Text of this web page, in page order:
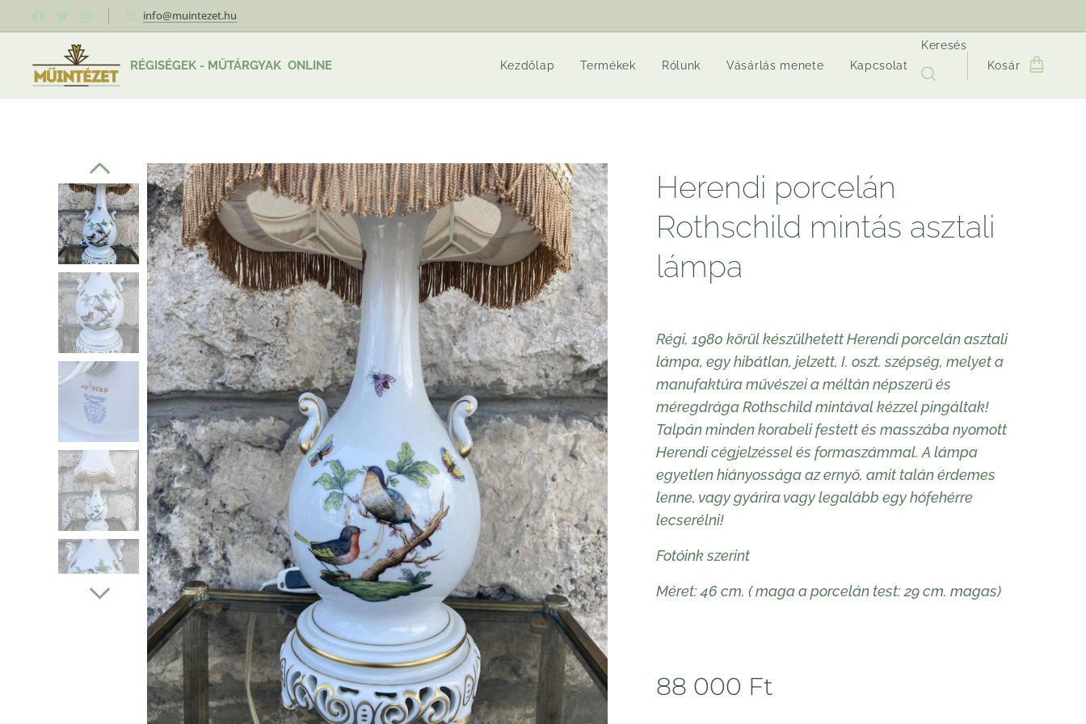
info@muintezet.hu
RÉGISÉGEK - MŰTÁRGYAK ONLINE Kezdőlap Termékek Rólunk Vásárlás menete Kapcsolat
Keresés
Kosár
Herendi porcelán
Rothschild mintás asztali
lámpa
Régi, 1980 körül készülhetett Herendi porcelán asztali
lámpa, egy hibátlan, jelzett, I. oszt. szépség, melyet a
manufaktúra művészei a méltán népszerű és
méregdrága Rothschild mintával kézzel pingáltak!
Talpán minden korabeli festett és masszába nyomott
Herendi cégjelzéssel és formaszámmal. A lámpa
egyetlen hiányossága az ernyő, amit talán érdemes
lenne, vagy gyárira vagy legalább egy hófehérre
lecserélni!
Fotóink szerint
Méret: 46 cm. ( maga a porcelán test: 29 cm. magas)
88 000 Ft